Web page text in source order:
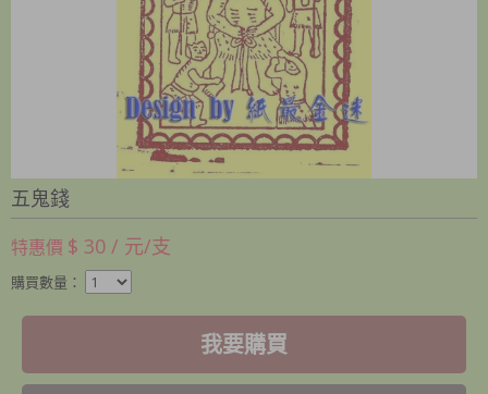
五鬼錢
特惠價 $ 30 / 元/支
購買數量：
我要購買